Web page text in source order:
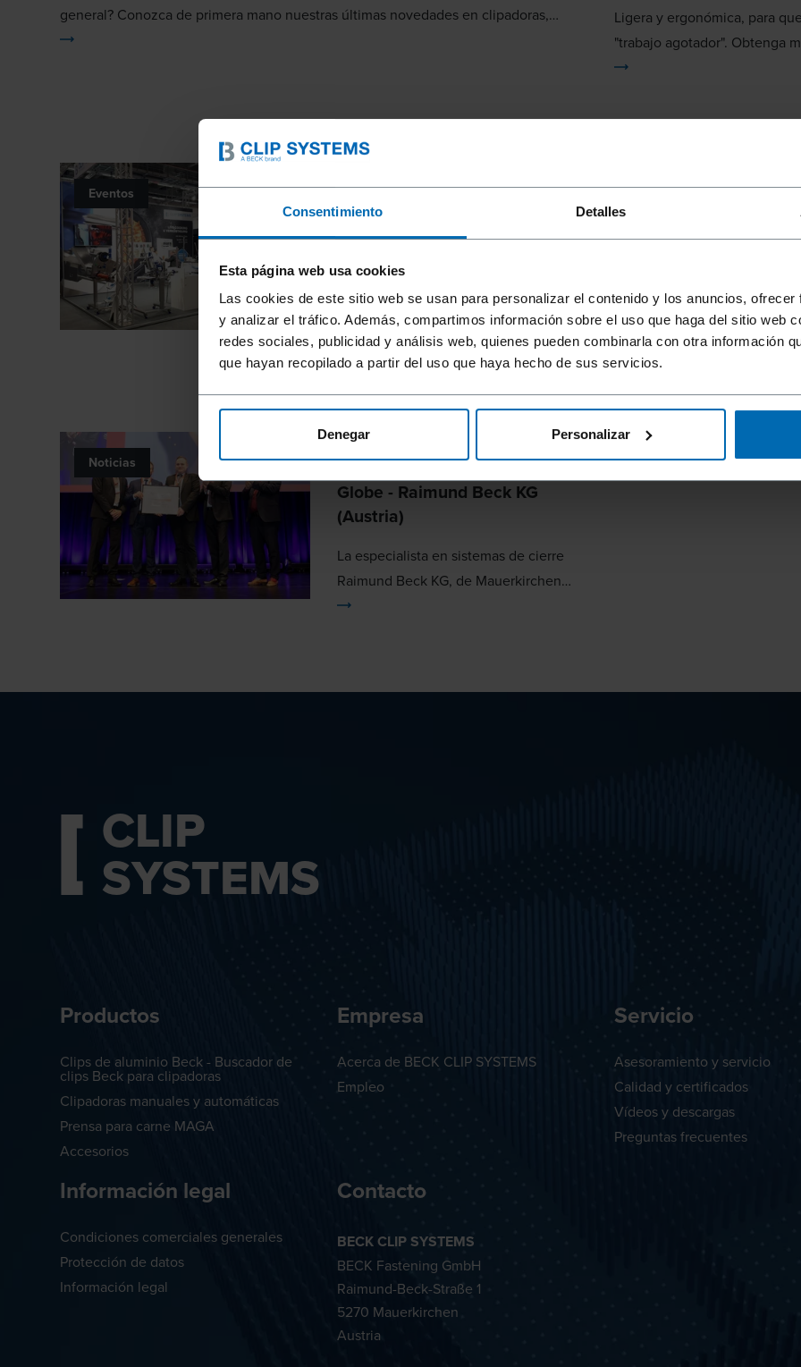
Consentimiento Detalles
Esta página web usa cookies
Las cookies de este sitio web se usan para personalizar el contenido y los anuncios,
y analizar el tráfico. Además, compartimos información sobre el uso que haga del sitio web
redes sociales, publicidad y análisis web, quienes pueden combinarla con otra información
que hayan recopilado a partir del uso que haya hecho de sus servicios.
Denegar Personalizar
general? Conozca de primera mano nuestras últimas novedades en clipadoras,
consumibles y tendencias del sector.
Ligera y ergonómica, para
"trabajo agotador". Obtenga
clipadoras simples de
Eventos
destacadas de BECK CLIP
SYSTEMS en la IFFA 2022
gran éxito con nuestra participación en
la IFFA 2022 de Fráncfort.
Eventos
Noticias
Primera empresa del mundo en
recibir la etiqueta Circular
Globe - Raimund Beck KG
(Austria)
La especialista en sistemas de cierre
Raimund Beck KG, de Mauerkirchen
(Alta Austria), con una trayectoria de 118
CLIP
SYSTEMS
Productos
Clips de aluminio Beck - Buscador de
clips Beck para ­clipadoras
Clipadoras manuales y automáticas
Prensa para carne MAGA
Accesorios
Empresa
Acerca de BECK CLIP SYSTEMS
Empleo
Servicio
Asesoramiento y servicio
Calidad y certificados
Vídeos y descargas
Preguntas frecuentes
Información legal
Condiciones comerciales generales
Protección de datos
Información legal
Contacto
BECK CLIP SYSTEMS
BECK Fastening GmbH
Raimund-Beck-Straße 1
5270 Mauerkirchen
Austria